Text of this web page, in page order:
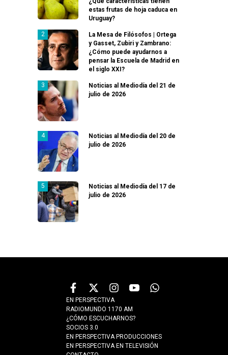
estas frutas de hoja caduca en
Uruguay?
La Mesa de Filósofos | Ortega
y Gasset, Zubiri y Zambrano:
¿Cómo puede ayudarnos a
pensar la Escuela de Madrid en
el siglo XXI?
Noticias al Mediodía del 21 de
julio de 2026
Noticias al Mediodía del 20 de
julio de 2026
Noticias al Mediodía del 17 de
julio de 2026
EN PERSPECTIVA
RADIOMUNDO 1170 AM
¿CÓMO ESCUCHARNOS?
SOCIOS 3.0
EN PERSPECTIVA PRODUCCIONES
EN PERSPECTIVA EN TELEVISIÓN